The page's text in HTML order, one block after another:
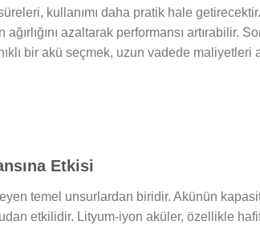
kullanımı daha pratik hale getirecektir.
azaltarak performansı artırabilir.
bir akü seçmek, uzun vadede maliyetleri
Etkisi
temel unsurlardan biridir. Akünün
etkilidir. Lityum-iyon aküler, özellikle